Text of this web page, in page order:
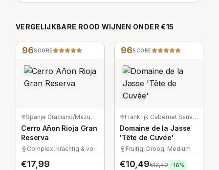
VERGELIJKBARE ROOD WIJNEN ONDER €15
96SCORE
Spanje· Graciano/Mazuelo/Tempranillo
Cerro Añon Rioja Gran
Reserva
Complex, krachtig & vol
€17,99
96SCORE
Frankrijk· Cabernet Sauvignon
Domaine de la Jasse
'Tête de Cuvée'
Fruitig, Droog, Medium
€10,49€12,49 -16%